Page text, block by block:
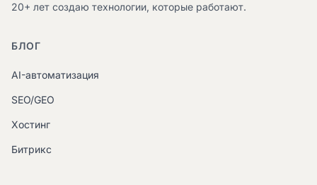
20+ лет создаю технологии, которые работают.
БЛОГ
AI-автоматизация
SEO/GEO
Хостинг
Битрикс